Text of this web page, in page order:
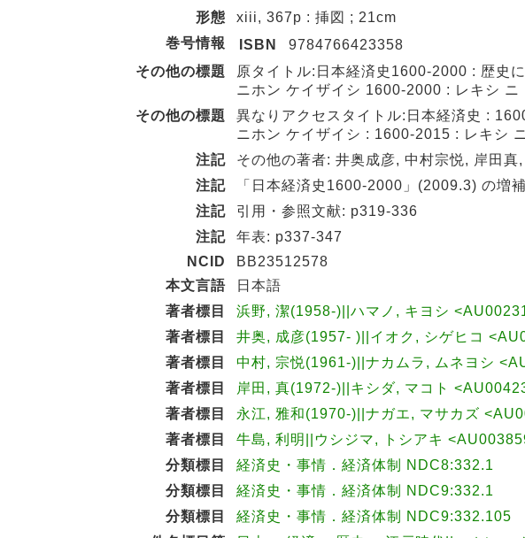
形態
xiii, 367p : 挿図 ; 21cm
巻号情報
ISBN
9784766423358
その他の標題
原タイトル:日本経済史1600-2000 : 歴史
ニホン ケイザイシ 1600-2000 : レキシ ニ
その他の標題
異なりアクセスタイトル:日本経済史 :
ニホン ケイザイシ : 1600-2015 : レキシ
注記
その他の著者: 井奥成彦, 中村宗悦, 岸田真
注記
「日本経済史1600-2000」(2009.3) の増
注記
引用・参照文献: p319-336
注記
年表: p337-347
NCID
BB23512578
本文言語
日本語
著者標目
浜野, 潔(1958-)||ハマノ, キヨシ
著者標目
井奥, 成彦(1957- )||イオク, シゲヒコ
著者標目
中村, 宗悦(1961-)||ナカムラ, ムネヨシ
著者標目
岸田, 真(1972-)||キシダ, マコト
著者標目
永江, 雅和(1970-)||ナガエ, マサカズ
著者標目
牛島, 利明||ウシジマ, トシアキ
分類標目
経済史・事情．経済体制 NDC8:332.1
分類標目
経済史・事情．経済体制 NDC9:332.1
分類標目
経済史・事情．経済体制 NDC9:332.105